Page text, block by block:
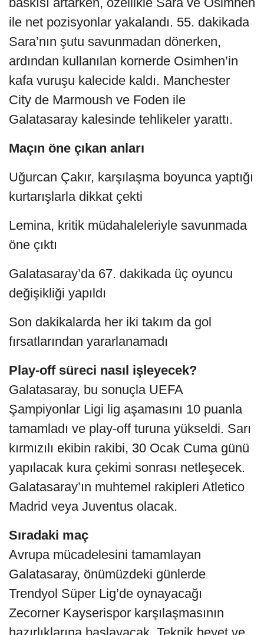
ile net pozisyonlar yakalandı. 55. dakikada
Sara’nın şutu savunmadan dönerken,
ardından kullanılan kornerde Osimhen’in
kafa vuruşu kalecide kaldı. Manchester
City de Marmoush ve Foden ile
Galatasaray kalesinde tehlikeler yarattı.
Maçın öne çıkan anları
Uğurcan Çakır, karşılaşma boyunca yaptığı
kurtarışlarla dikkat çekti
Lemina, kritik müdahaleleriyle savunmada
öne çıktı
Galatasaray’da 67. dakikada üç oyuncu
değişikliği yapıldı
Son dakikalarda her iki takım da gol
fırsatlarından yararlanamadı
Play-off süreci nasıl işleyecek?
Galatasaray, bu sonuçla UEFA
Şampiyonlar Ligi lig aşamasını 10 puanla
tamamladı ve play-off turuna yükseldi. Sarı
kırmızılı ekibin rakibi, 30 Ocak Cuma günü
yapılacak kura çekimi sonrası netleşecek.
Galatasaray’ın muhtemel rakipleri Atletico
Madrid veya Juventus olacak.
Sıradaki maç
Avrupa mücadelesini tamamlayan
Galatasaray, önümüzdeki günlerde
Trendyol Süper Lig’de oynayacağı
Zecorner Kayserispor karşılaşmasının